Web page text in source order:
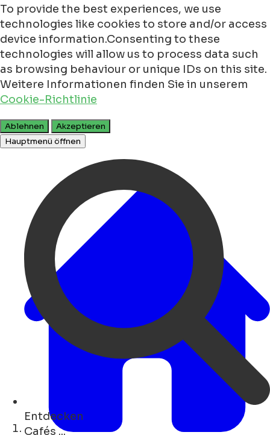
To provide the best experiences, we use
technologies like cookies to store and/or access
device information.Consenting to these
technologies will allow us to process data such
as browsing behaviour or unique IDs on this site.
Weitere Informationen finden Sie in unserem
Cookie-Richtlinie
Ablehnen
Akzeptieren
Hauptmenü öffnen
Entdecken
Kunst ...